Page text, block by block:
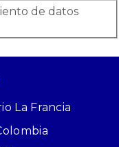
de datos
La Francia